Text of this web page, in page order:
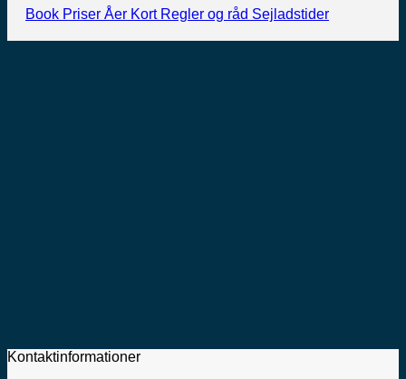
Book Priser Åer Kort Regler og råd Sejladstider
Kontaktinformationer